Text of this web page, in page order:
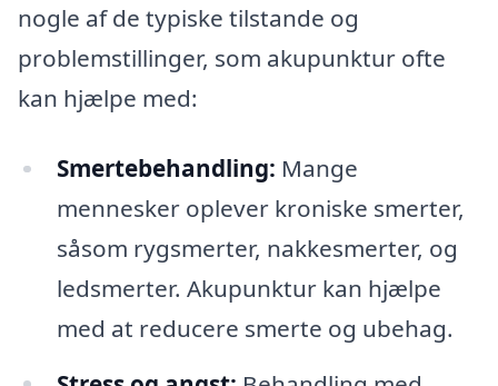
nogle af de typiske tilstande og
problemstillinger, som akupunktur ofte
kan hjælpe med:
Smertebehandling: Mange
mennesker oplever kroniske smerter,
såsom rygsmerter, nakkesmerter, og
ledsmerter. Akupunktur kan hjælpe
med at reducere smerte og ubehag.